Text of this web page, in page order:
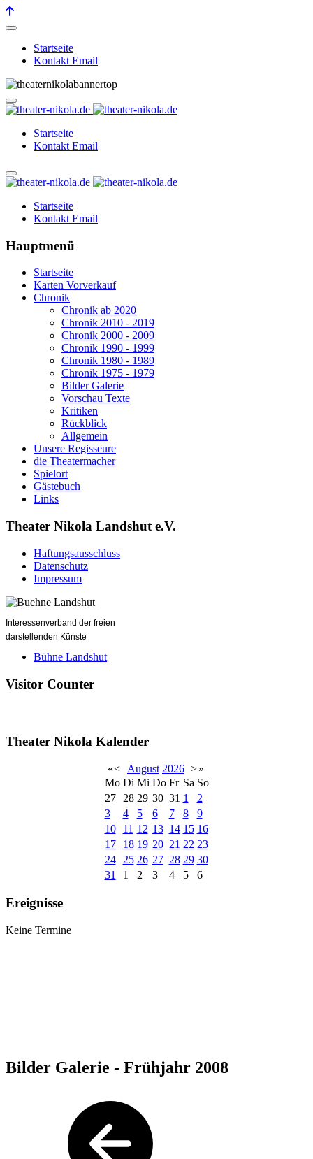
Startseite
Kontakt Email
Startseite
Kontakt Email
Startseite
Kontakt Email
Hauptmenü
Startseite
Karten Vorverkauf
Chronik
Chronik ab 2020
Chronik 2010 - 2019
Chronik 2000 - 2009
Chronik 1990 - 1999
Chronik 1980 - 1989
Chronik 1975 - 1979
Bilder Galerie
Vorschau Texte
Kritiken
Rückblick
Allgemein
Unsere Regisseure
die Theatermacher
Spielort
Gästebuch
Links
Theater Nikola Landshut e.V.
Haftungsausschluss
Datenschutz
Impressum
Interessenverband der freien
darstellenden Künste
Bühne Landshut
Visitor Counter
Theater Nikola Kalender
«< August 2026 >»
Mo Di Mi Do Fr Sa So
27
28 29 30 31 1
2
3
4 5 6 7 8
9
10
11 12 13 14 15 16
17
18 19 20 21 22 23
24
25 26 27 28 29 30
31
1 2 3 4 5 6
Ereignisse
Keine Termine
Bilder Galerie - Frühjahr 2008